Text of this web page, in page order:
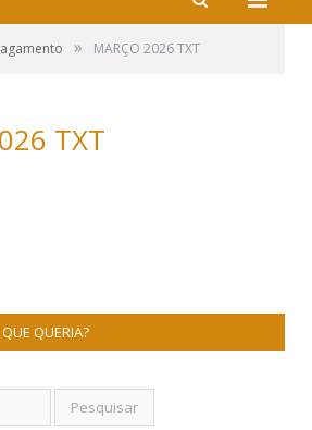
» MARÇO 2026 TXT
TXT
QUERIA?